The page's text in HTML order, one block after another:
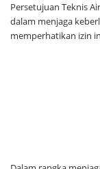
Persetujuan Teknis
dalam menjaga
memperhatikan izin